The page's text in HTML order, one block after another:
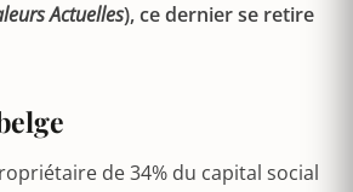
Actuelles), ce dernier se retire
de 34% du capital social